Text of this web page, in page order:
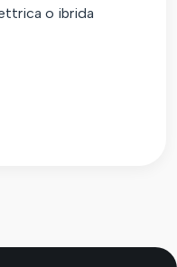
o ibrida